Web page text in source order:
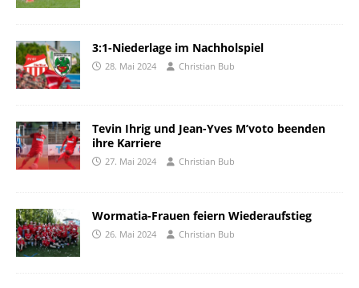
3:1-Niederlage im Nachholspiel
28. Mai 2024 Christian Bub
Tevin Ihrig und Jean-Yves M’voto beenden
ihre Karriere
27. Mai 2024 Christian Bub
Wormatia-Frauen feiern Wiederaufstieg
26. Mai 2024 Christian Bub